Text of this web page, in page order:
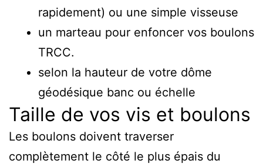
rapidement) ou une simple visseuse
un marteau pour enfoncer vos boulons
TRCC.
selon la hauteur de votre dôme
géodésique banc ou échelle
Taille de vos vis et boulons
Les boulons doivent traverser
complètement le côté le plus épais du